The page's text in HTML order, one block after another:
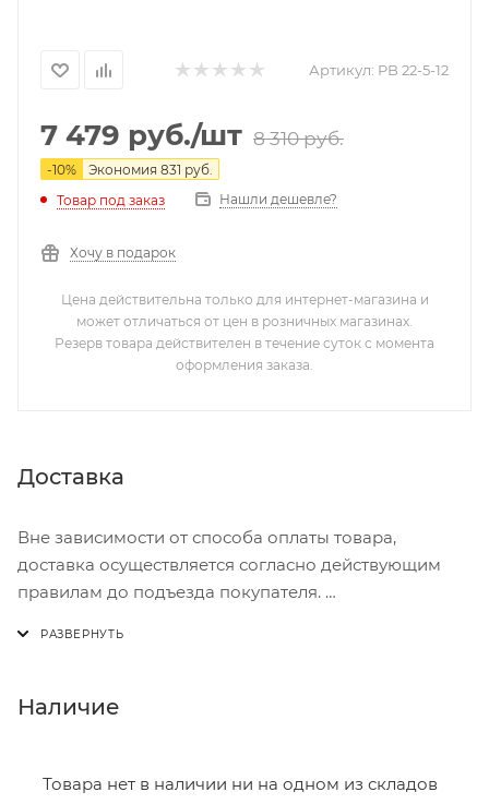
Артикул: PB 22-5-12
7 479 руб./шт 8 310руб.
-10% Экономия 831 руб.
Товар под заказ
Нашли дешевле?
Хочу в подарок
Цена действительна только для интернет-магазина и
может отличаться от цен в розничных магазинах.
Резерв товара действителен в течение суток с момента
оформления заказа.
Доставка
Вне зависимости от способа оплаты товара,
доставка осуществляется согласно действующим
правилам до подъезда покупателя.
В субботу с 8:00 до 15:00
- зоны доставки;
Наличие
Товара нет в наличии ни на одном из складов